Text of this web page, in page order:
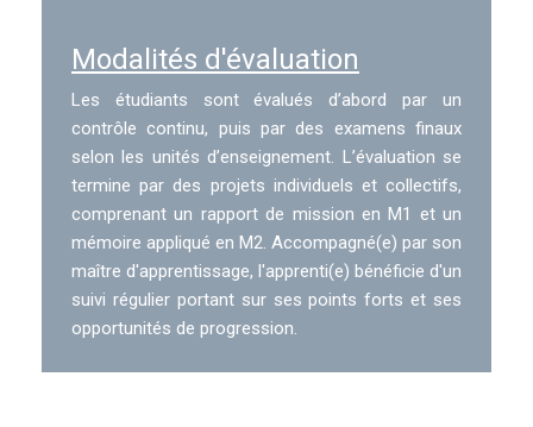
Modalités d'évaluation
Les étudiants sont évalués d’abord par un
contrôle continu, puis par des examens finaux
selon les unités d’enseignement. L’évaluation se
termine par des projets individuels et collectifs,
comprenant un rapport de mission en M1 et un
mémoire appliqué en M2. Accompagné(e) par son
maître d'apprentissage, l'apprenti(e) bénéficie d'un
suivi régulier portant sur ses points forts et ses
opportunités de progression.